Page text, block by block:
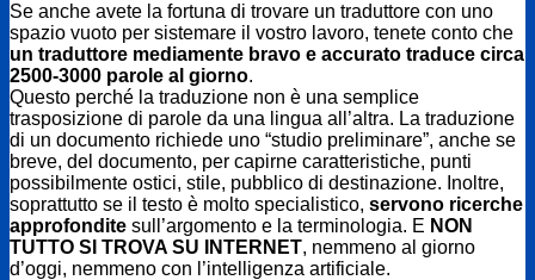
Se anche avete la fortuna di trovare un traduttore con uno
spazio vuoto per sistemare il vostro lavoro, tenete conto che
un traduttore mediamente bravo e accurato traduce circa
2500-3000 parole al giorno.
Questo perché la traduzione non è una semplice
trasposizione di parole da una lingua all’altra. La traduzione
di un documento richiede uno “studio preliminare”, anche se
breve, del documento, per capirne caratteristiche, punti
possibilmente ostici, stile, pubblico di destinazione. Inoltre,
soprattutto se il testo è molto specialistico, servono ricerche
approfondite sull’argomento e la terminologia. E NON
TUTTO SI TROVA SU INTERNET, nemmeno al giorno
d’oggi, nemmeno con l’intelligenza artificiale.